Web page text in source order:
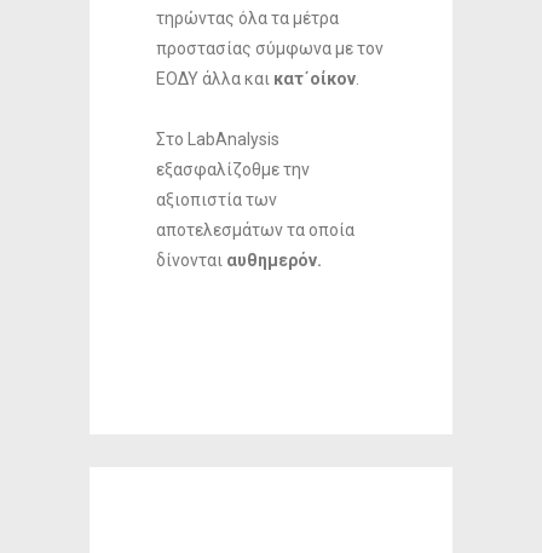
τηρώντας όλα τα μέτρα
προστασίας σύμφωνα με τον
ΕΟΔΥ άλλα και κατ΄οίκον
Στο LabAnalysis
εξασφαλίζοθμε την
αξιοπιστία των
αποτελεσμάτων τα οποία
δίνονται αυθημερόν.